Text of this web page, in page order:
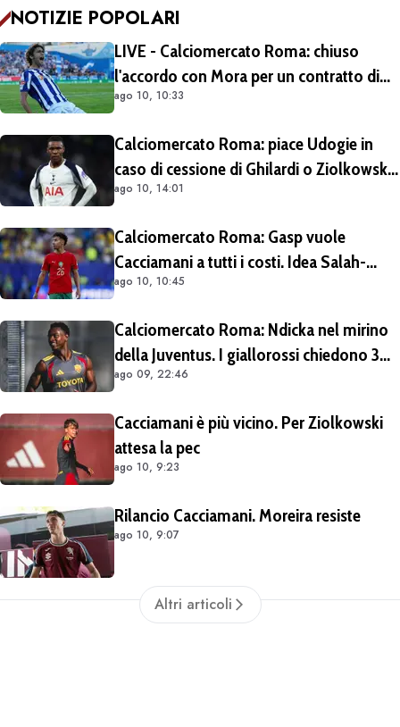
NOTIZIE POPOLARI
LIVE - Calciomercato Roma: chiuso
l'accordo con Mora per un contratto di
cinque anni. Mendes spinge per i
ago 10, 10:33
Calciomercato Roma: piace Udogie in
caso di cessione di Ghilardi o Ziolkowski.
Il Tottenham alza il muro. Il giocatore ha
ago 10, 14:01
Calciomercato Roma: Gasp vuole
Cacciamani a tutti i costi. Idea Salah-
Eddine come contropartita
ago 10, 10:45
Calciomercato Roma: Ndicka nel mirino
della Juventus. I giallorossi chiedono 30
milioni di euro
ago 09, 22:46
Cacciamani è più vicino. Per Ziolkowski
attesa la pec
ago 10, 9:23
Rilancio Cacciamani. Moreira resiste
ago 10, 9:07
Altri articoli